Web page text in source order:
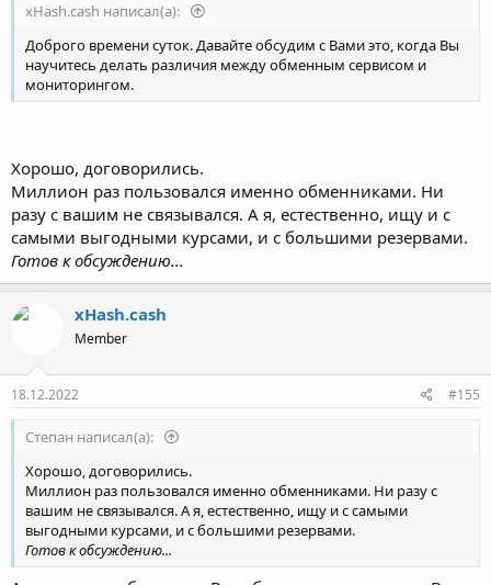
пользователя;
Программное обеспечение, на базе которой создан сайт
обменного сервиса, полностью соответствует всем
алгоритмам безопасности, которые используют
популярные банки.
Банки: Visa/MasterCard (UAH); Visa/MasterCard (KZT);
Монобанк (UAH); Приват24 (UAH); ПУМБ (UAH); Альфа-
Банк (UAH); Райффайзен (UAH); Укрсиббанк (UAH);
Ощадбанк (UAH);
Электронные валюты: Advanced Cash (EUR/USD/UAH);
Криптовалюты: Tether TRC20/ERC20 (USDT); USD Coin
(LTC); Solana (SOL); Cardano (ADA); Zcash (ZEC); Monero
(XMR); Polygon (MATIC); TRON (TRX); Polkadot (DOT);
Ripple (XRP); Shiba Inu (SHIB); Dogecoin (DOGE); Aave (AAVE);
1inch (1INCH); Dai (DAI); Binance Coin BEP2 (BNB).
E-mail:support@xhash.cash
Telegaram: @xhash_cash
Online chat: на сайте
Website: xHash.cash
xHash.cash написал(а):
Доброго времени суток. Давайте обсудим с Вами это, когда Вы
научитесь делать различия между обменным сервисом и
мониторингом.
Хорошо, договорились.
Миллион раз пользовался именно обменниками. Ни
разу с вашим не связывался. А я, естественно, ищу и с
самыми выгодными курсами, и с большими резервами.
Готов к обсуждению...
xHash.cash
Member
18.12.2022 #155
Степaн написал(а):
Хорошо, договорились.
Миллион раз пользовался именно обменниками. Ни разу с
вашим не связывался. А я, естественно, ищу и с самыми
выгодными курсами, и с большими резервами.
Готов к обсуждению...